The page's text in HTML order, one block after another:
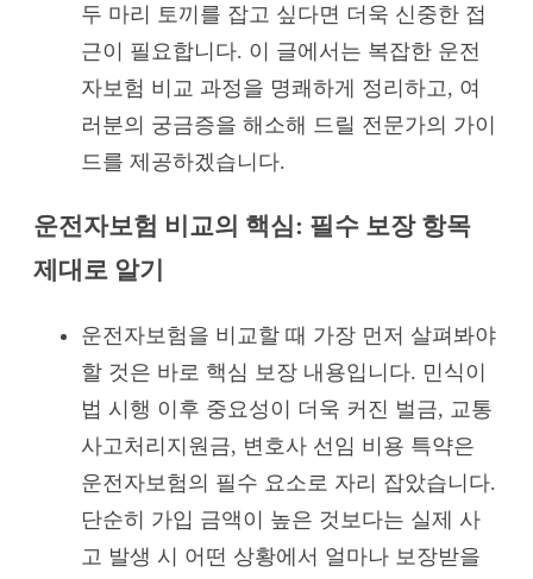
두 마리 토끼를 잡고 싶다면 더욱 신중한 접
근이 필요합니다. 이 글에서는 복잡한 운전
자보험 비교 과정을 명쾌하게 정리하고, 여
러분의 궁금증을 해소해 드릴 전문가의 가이
드를 제공하겠습니다.
운전자보험 비교의 핵심: 필수 보장 항목
제대로 알기
운전자보험을 비교할 때 가장 먼저 살펴봐야
할 것은 바로 핵심 보장 내용입니다. 민식이
법 시행 이후 중요성이 더욱 커진 벌금, 교통
사고처리지원금, 변호사 선임 비용 특약은
운전자보험의 필수 요소로 자리 잡았습니다.
단순히 가입 금액이 높은 것보다는 실제 사
고 발생 시 어떤 상황에서 얼마나 보장받을